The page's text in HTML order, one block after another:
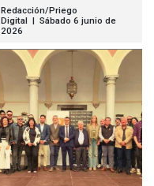
Redacción/Priego
Digital | Sábado 6 junio de
2026